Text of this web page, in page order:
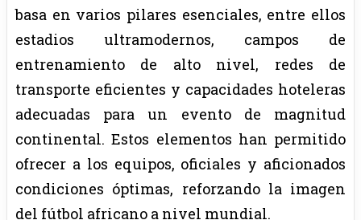
basa en varios pilares esenciales, entre ellos
estadios ultramodernos, campos de
entrenamiento de alto nivel, redes de
transporte eficientes y capacidades hoteleras
adecuadas para un evento de magnitud
continental. Estos elementos han permitido
ofrecer a los equipos, oficiales y aficionados
condiciones óptimas, reforzando la imagen
del fútbol africano a nivel mundial.